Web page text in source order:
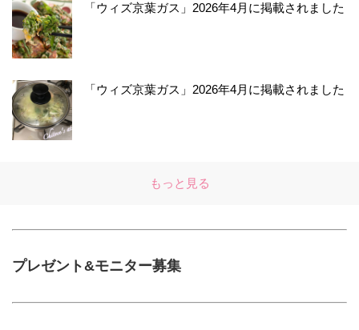
「ウィズ京葉ガス」2026年4月に掲載されました
「ウィズ京葉ガス」2026年4月に掲載されました
もっと見る
プレゼント&モニター募集